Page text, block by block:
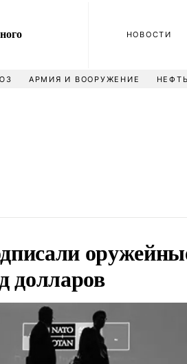
НОВОСТИ
АРМИЯ И ВООРУЖЕНИЕ
долларов